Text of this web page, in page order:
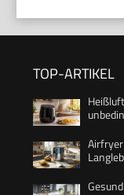
TOP-ARTIKEL